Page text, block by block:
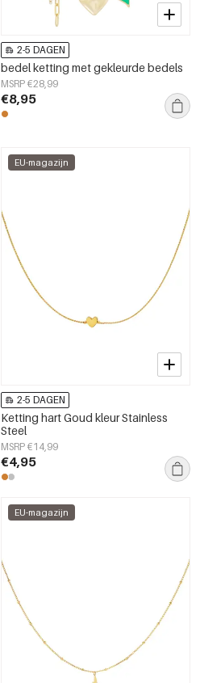
2-5 DAGEN
bedel ketting met gekleurde bedels
MSRP €28,99
€8,95
EU-magazijn
2-5 DAGEN
Ketting hart Goud kleur Stainless
Steel
MSRP €14,99
€4,95
EU-magazijn